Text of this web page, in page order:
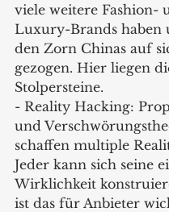
viele weitere Fashion-
Luxury-Brands haben
den Zorn Chinas auf
gezogen. Hier liegen
Stolpersteine.
- Reality Hacking:
und
schaffen multiple
Jeder kann sich seine
Wirklichkeit
ist das für Anbieter